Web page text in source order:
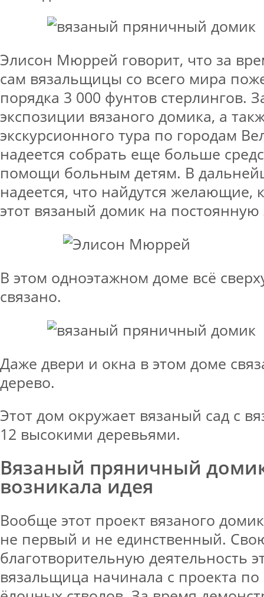
Элисон Мюррей говорит, что за
сам вязальщицы со всего мира
порядка 3 000 фунтов стерлингов.
экспозиции вязаного домика, а
экскурсионного тура по городам
надеется собрать еще больше
помощи больным детям. В
надеется, что найдутся желающие,
этот вязаный домик на
В этом одноэтажном доме всё
связано.
Даже двери и окна в этом доме
дерево.
Этот дом окружает вязаный сад с
12 высокими деревьями.
Вязаный пряничный
возникала идея
Вообще этот проект вязаного
не первый и не единственный.
благотворительную деятельность
вязальщица начинала с проекта